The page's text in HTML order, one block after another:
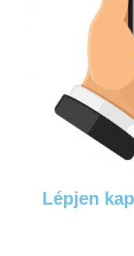
Lépjen